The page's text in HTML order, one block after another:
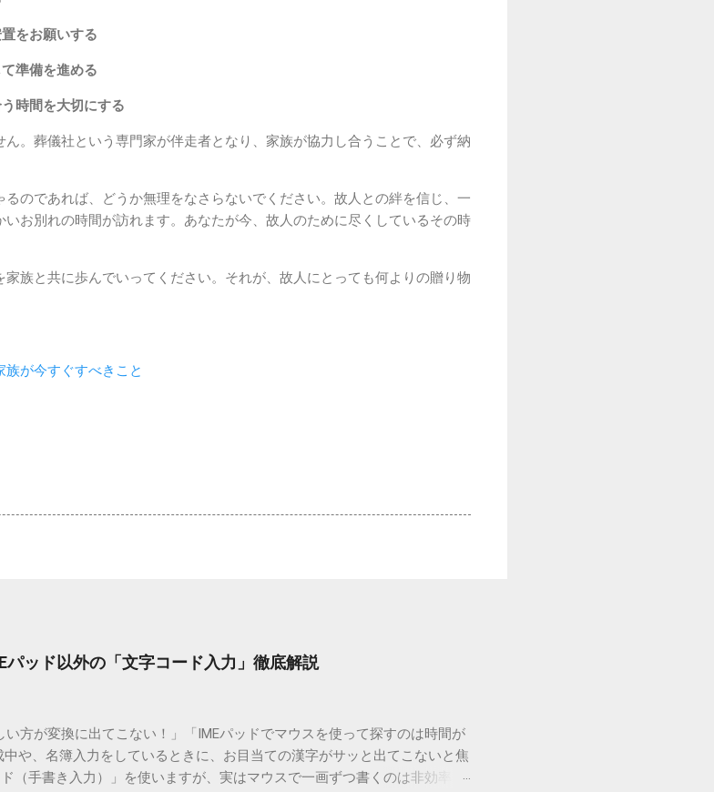
をお願いする
準備を進める
時間を大切にする
。葬儀社という専門家が伴走者となり、家族が協力し合うことで、必ず納
のであれば、どうか無理をなさらないでください。故人との絆を信じ、一
お別れの時間が訪れます。あなたが今、故人のために尽くしているその時
族と共に歩んでいってください。それが、故人にとっても何よりの贈り物
が今すぐすべきこと
ッド以外の「文字コード入力」徹底解説
い方が変換に出てこない！」「IMEパッドでマウスを使って探すのは時間が
や、名簿入力をしているときに、お目当ての漢字がサッと出てこないと焦
（手書き入力）」を使いますが、実はマウスで一画ずつ書くのは非効率で